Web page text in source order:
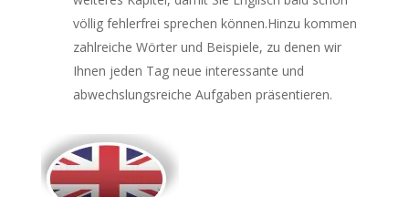
völlig fehlerfrei sprechen können.Hinzu kommen
zahlreiche Wörter und Beispiele, zu denen wir
Ihnen jeden Tag neue interessante und
abwechslungsreiche Aufgaben präsentieren.